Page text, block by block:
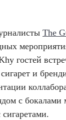
The
гостей
и
с бокалами